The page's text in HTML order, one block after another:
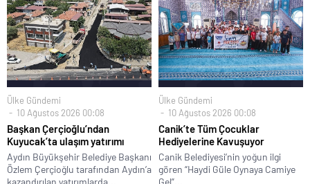
Ülke Gündemi
10 Ağustos 2026 00:08
Başkan Çerçioğlu’ndan
Kuyucak’ta ulaşım yatırımı
Aydın Büyükşehir Belediye Başkanı
Özlem Çerçioğlu tarafından Aydın’a
kazandırılan yatırımlarda...
Ülke Gündemi
10 Ağustos 2026 00:08
Canik’te Tüm Çocuklar
Hediyelerine Kavuşuyor
Canik Belediyesi’nin yoğun ilgi
gören “Haydi Güle Oynaya Camiye
Gel”...